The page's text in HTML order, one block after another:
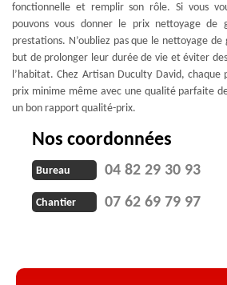
fonctionnelle et remplir son rôle. Si vous
pouvons vous donner le prix nettoyage de
prestations. N’oubliez pas que le nettoyage
but de prolonger leur durée de vie et éviter
l’habitat. Chez Artisan Duculty David,
prix minime même avec une qualité parfaite
un bon rapport qualité-prix.
Nos coordonnées
Bureau 04 82 29 30 93
Chantier 07 62 69 79 97